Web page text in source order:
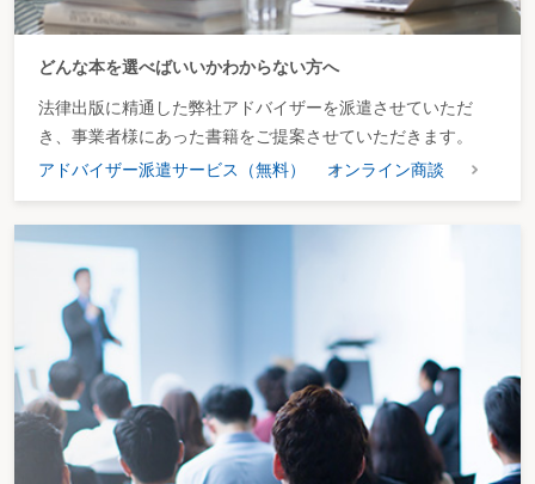
どんな本を選べばいいかわからない方へ
法律出版に精通した弊社アドバイザーを派遣させていただ
き、事業者様にあった書籍をご提案させていただきます。
アドバイザー派遣サービス（無料）
オンライン商談